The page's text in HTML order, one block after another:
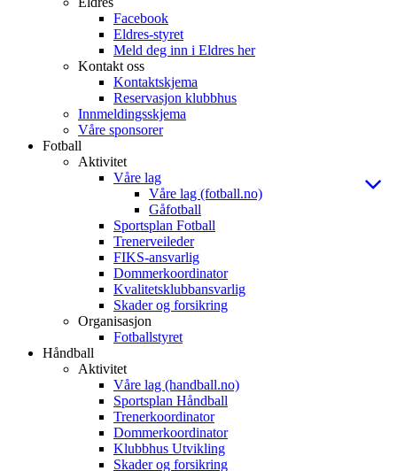
Facebook
Eldres-styret
Meld deg inn i Eldres her
Kontakt oss
Kontaktskjema
Reservasjon klubbhus
Innmeldingsskjema
Våre sponsorer
Fotball
Aktivitet
Våre lag
Våre lag (fotball.no)
Gåfotball
Sportsplan Fotball
Trenerveileder
FIKS-ansvarlig
Dommerkoordinator
Kvalitetsklubbansvarlig
Skader og forsikring
Organisasjon
Fotballstyret
Håndball
Aktivitet
Våre lag (handball.no)
Sportsplan Håndball
Trenerkoordinator
Dommerkoordinator
Klubbhus Utvikling
Skader og forsikring